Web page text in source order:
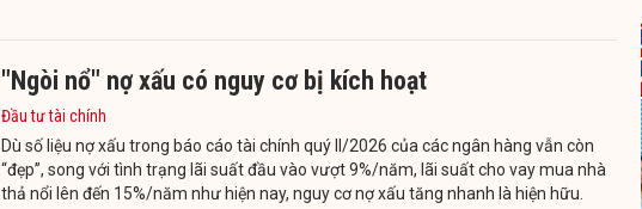
"Ngòi nổ" nợ xấu có nguy cơ bị kích hoạt
Đầu tư tài chính
Dù số liệu nợ xấu trong báo cáo tài chính quý II/2026 của các ngân hàng vẫn còn
“đẹp”, song với tình trạng lãi suất đầu vào vượt 9%/năm, lãi suất cho vay mua nhà
thả nổi lên đến 15%/năm như hiện nay, nguy cơ nợ xấu tăng nhanh là hiện hữu.